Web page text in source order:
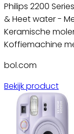
Philips 2200
& Heet water -
Keramische
Koffiemachine
bol.com
Bekijk product